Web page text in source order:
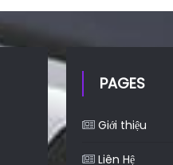
PAGES
Giới thiệu
Liên Hệ